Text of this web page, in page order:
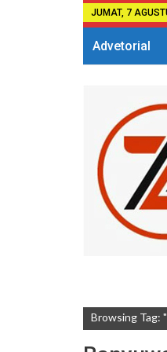
JUMAT, 7
Advetorial
Browsing Tag: